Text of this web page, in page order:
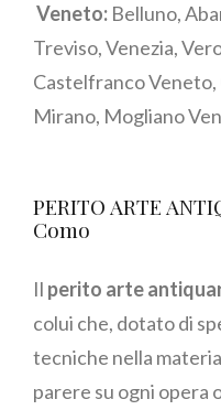
Veneto: Belluno,
Treviso, Venezia,
Castelfranco Veneto,
Mirano, Mogliano
PERITO ARTE
Como
Il perito arte
colui che, dotato di
tecniche nella
parere su ogni opera